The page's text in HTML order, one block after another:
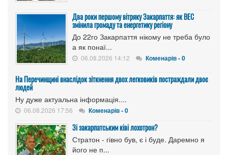
Два роки першому вітряку Закарпаття: як ВЕС
змінила громаду та енергетику регіону
До 22го Закарпаття нікому не треба було
а як понаї...
06.08.2026 14:12 Коменарів - 0
На Перечинщині внаслідок зіткнення двох легковиків постраждали двоє
людей
Ну дуже актуальна інформація....
06.08.2026 17:56 Коменарів - 0
Зі закарпатським ківі лохотрон?
Стратон - гівно був, є і буде. Даремно я
його не п...